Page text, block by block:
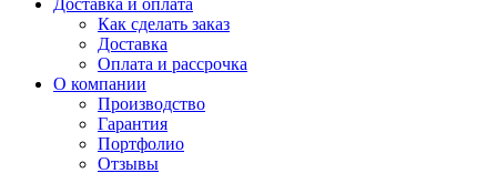
Доставка и оплата
Как сделать заказ
Доставка
Оплата и рассрочка
О компании
Производство
Гарантия
Портфолио
Отзывы